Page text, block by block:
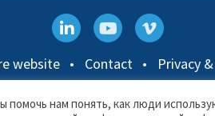
website Contact Privacy
Campus, University of East
нам понять, как люди